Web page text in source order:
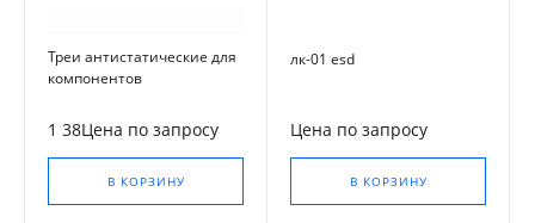
Треи антистатические для
компонентов
1 38Цена по запросу
В КОРЗИНУ
лк-01 esd
Цена по запросу
В КОРЗИНУ